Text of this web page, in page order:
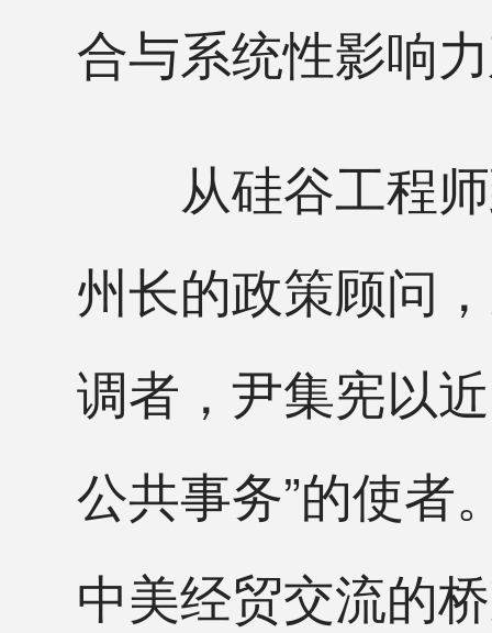
合与系统性影响
从硅谷工程师
州长的政策顾问
调者，尹集宪以
公共事务”的使者
中美经贸交流的